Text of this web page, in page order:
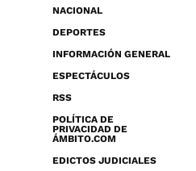
NACIONAL
DEPORTES
INFORMACIÓN GENERAL
ESPECTÁCULOS
RSS
POLÍTICA DE
PRIVACIDAD DE
ÁMBITO.COM
EDICTOS JUDICIALES